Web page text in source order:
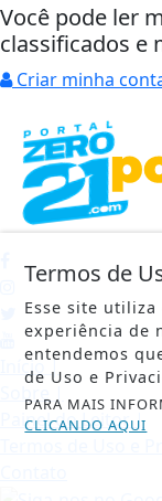
Você pode ler
classificados e
Criar minha
Início|
Painel do Leitor|
Termos de Uso e
Termos de
Esse site
experiência de
entendemos
de Uso e
PARA MAIS
CLICANDO AQUI